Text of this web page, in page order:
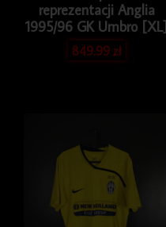
reprezentacji Anglia
1995/96 GK Umbro [XL]
849.99zł